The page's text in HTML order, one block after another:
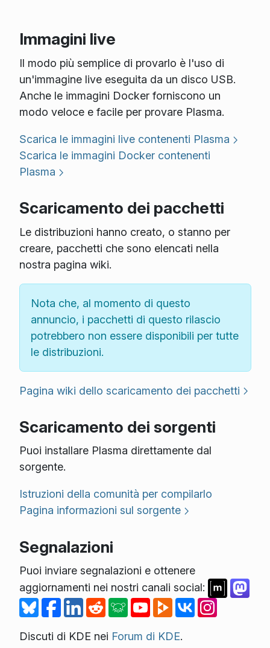
Immagini live
Il modo più semplice di provarlo è l'uso di
un'immagine live eseguita da un disco USB.
Anche le immagini Docker forniscono un
modo veloce e facile per provare Plasma.
Scarica le immagini live contenenti Plasma
Scarica le immagini Docker contenenti
Plasma
Scaricamento dei pacchetti
Le distribuzioni hanno creato, o stanno per
creare, pacchetti che sono elencati nella
nostra pagina wiki.
Nota che, al momento di questo
annuncio, i pacchetti di questo rilascio
potrebbero non essere disponibili per tutte
le distribuzioni.
Pagina wiki dello scaricamento dei pacchetti
Scaricamento dei sorgenti
Puoi installare Plasma direttamente dal
sorgente.
Istruzioni della comunità per compilarlo
Pagina informazioni sul sorgente
Segnalazioni
Puoi inviare segnalazioni e ottenere
aggiornamenti nei nostri canali social:
Discuti di KDE nei Forum di KDE.